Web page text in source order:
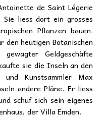
de Saint Légerie
liess dort ein grosses
Pflanzen bauen.
den heutigen Botanischen
Geldgeschäfte
sie die Inseln an den
und Kunstsammler Max
andere Pläne. Er liess
schuf sich sein eigenes
der Villa Emden.